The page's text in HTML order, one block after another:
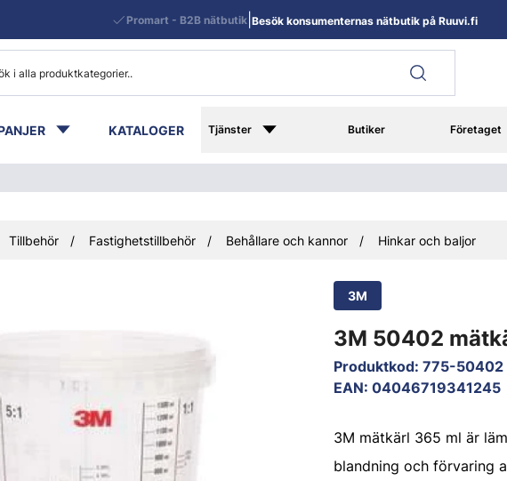
KATALOGER Tjänster Butiker Företaget
Promart - B2B nätbutik Besök konsumenternas nätbutik på Ruuvi.fi
Tillbehör Fastighetstillbehör Behållare och kannor Hinkar och baljor
3M
3M 50402
Produktkod: 775-50402
EAN: 04046719341245
3M mätkärl 365 ml är
blandning och förvaring